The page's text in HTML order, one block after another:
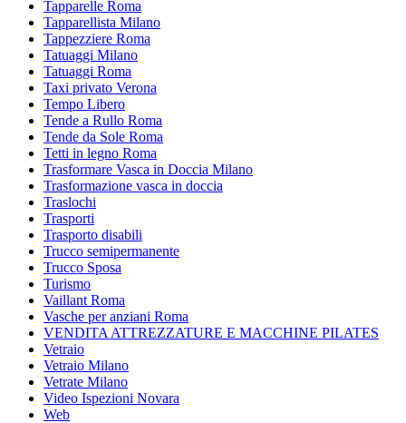
Tapparelle Roma
Tapparellista Milano
Tappezziere Roma
Tatuaggi Milano
Tatuaggi Roma
Taxi privato Verona
Tempo Libero
Tende a Rullo Roma
Tende da Sole Roma
Tetti in legno Roma
Trasformare Vasca in Doccia Milano
Trasformazione vasca in doccia
Traslochi
Trasporti
Trasporto disabili
Trucco semipermanente
Trucco Sposa
Turismo
Vaillant Roma
Vasche per anziani Roma
VENDITA ATTREZZATURE E MACCHINE PILATES
Vetraio
Vetraio Milano
Vetrate Milano
Video Ispezioni Novara
Web